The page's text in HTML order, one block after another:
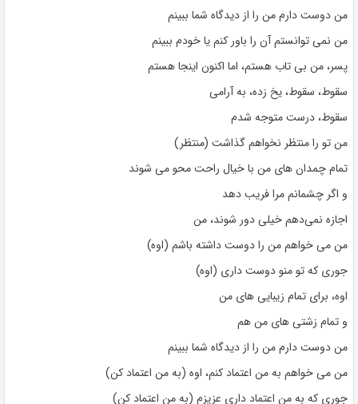
من دوست دارم من را از دیدگاه شما ببینم
من نمی توانستم آن را باور کنم یا خودم ببینم
پسر، من بی تاب هستم، اما اکنون اینجا هستم
سقوط، سقوط، یخ زده، به آرامی
سقوط، درست متوجه شدم
من تو را منتظر نخواهم گذاشت (منتظر)
تمام چمدان های من با خیال راحت محو می شوند
و اگر چشمانم مرا فریب دهد
اجازه نمی‌دهم خیلی دور شوند، من
من می خواهم من را دوست داشته باشم (اوه)
جوری که تو منو دوست داری (اوه)
اوه، برای تمام زیبایی های من
و تمام زشتی های من هم
من دوست دارم من را از دیدگاه شما ببینم
من می خواهم به من اعتماد کنم، اوه (به من اعتماد کن)
جوری که به من اعتماد داری عزیزم (به من اعتماد کن)